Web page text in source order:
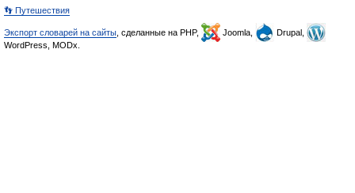
👣 Путешествия
Экспорт словарей на сайты , сделанные на PHP, Joomla,
Drupal,
WordPress, MODx.